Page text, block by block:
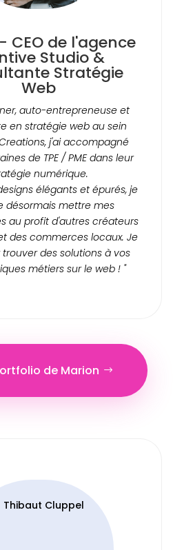
CEO de l'agence
Studio &
Stratégie
Web
auto-entrepreneuse et
en stratégie web au sein
j'ai accompagné
de TPE / PME dans leur
numérique.
élégants et épurés, je
désormais mettre mes
au profit d'autres créateurs
des commerces locaux. Je
trouver des solutions à vos
métiers sur le web ! "
de Marion